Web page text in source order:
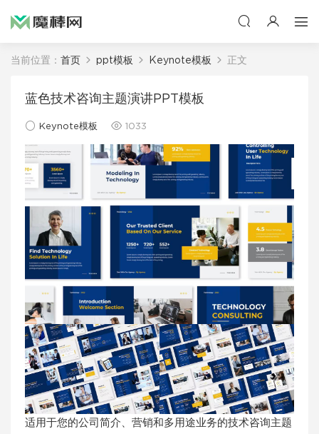
当前位置： 首页 ppt模板 Keynote模板 正文
蓝色技术咨询主题演讲PPT模板
Keynote模板 1033
适用于您的公司简介、营销和多用途业务的技术咨询主题